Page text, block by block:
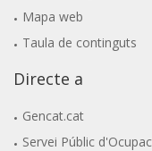
Mapa web
Taula de continguts
Directe a
Gencat.cat
Servei Públic